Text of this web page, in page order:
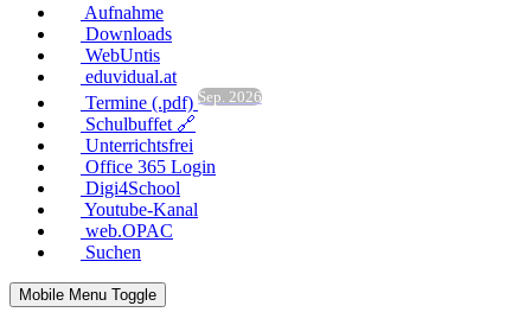
Aufnahme
Downloads
WebUntis
eduvidual.at
Termine (.pdf) Sep. 2026
Schulbuffet 🔗
Unterrichtsfrei
Office 365 Login
Digi4School
Youtube-Kanal
web.OPAC
Suchen
Mobile Menu Toggle